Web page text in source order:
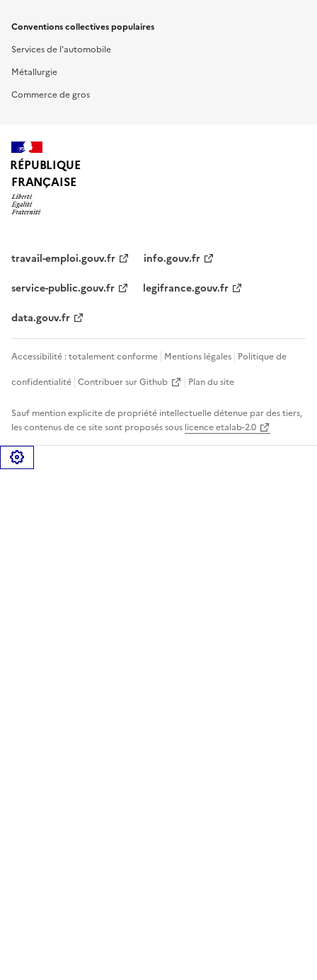
Conventions collectives populaires
Services de l'automobile
Métallurgie
Commerce de gros
RÉPUBLIQUE
FRANÇAISE
travail-emploi.gouv.fr
info.gouv.fr
service-public.gouv.fr
legifrance.gouv.fr
data.gouv.fr
Accessibilité : totalement conforme Mentions légales Politique de
confidentialité Contribuer sur Github Plan du site
Sauf mention explicite de propriété intellectuelle détenue par des tiers,
les contenus de ce site sont proposés sous licence etalab-2.0
Gérer les cookies